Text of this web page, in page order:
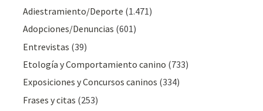
Adiestramiento/Deporte (1.471)
Adopciones/Denuncias (601)
Entrevistas (39)
Etología y Comportamiento canino (733)
Exposiciones y Concursos caninos (334)
Frases y citas (253)